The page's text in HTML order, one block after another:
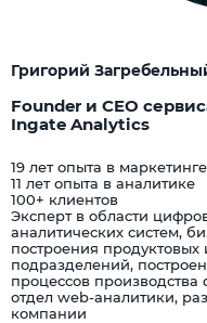
Григорий
Founder и CEO
Ingate Analytics
19 лет опыта в маркетинге
11 лет опыта в аналитике
100+ клиентов
Эксперт в области
аналитических систем,
построения
подразделений,
процессов
отдел web-аналитики,
компании